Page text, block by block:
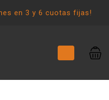
en 3 y 6 cuotas fijas!